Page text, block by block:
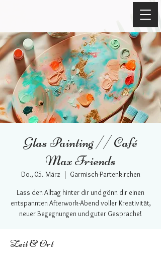
Glas Painting // Café
Max Friends
Do., 05. März
  |
Garmisch-Partenkirchen
Lass den Alltag hinter dir und gönn dir einen
entspannten Afterwork-Abend voller Kreativität,
neuer Begegnungen und guter Gespräche!
Zeit & Ort